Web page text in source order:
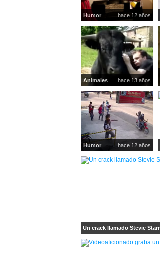
Humor hace 12 años
Animales hace 13 años
Humor hace 12 años
Un crack llamado Stevie Starr